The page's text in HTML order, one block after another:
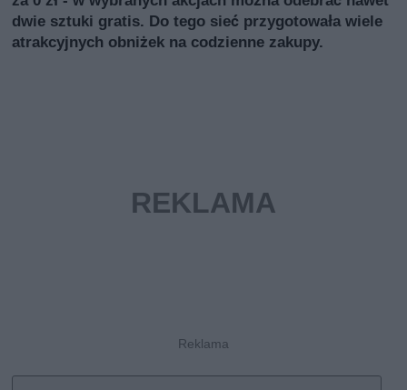
dwie sztuki gratis. Do tego sieć przygotowała wiele
atrakcyjnych obniżek na codzienne zakupy.